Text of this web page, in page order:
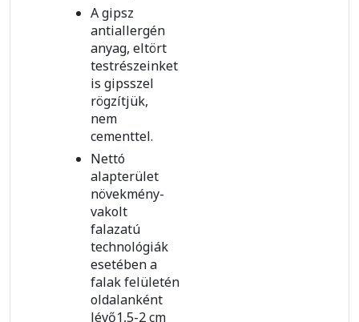
A gipsz
antiallergén
anyag, eltört
testrészeinket
is gipsszel
rögzítjük,
nem
cementtel.
Nettó
alapterület
növekmény-
vakolt
falazatú
technológiák
esetében a
falak felületén
oldalanként
lévő1,5-2 cm